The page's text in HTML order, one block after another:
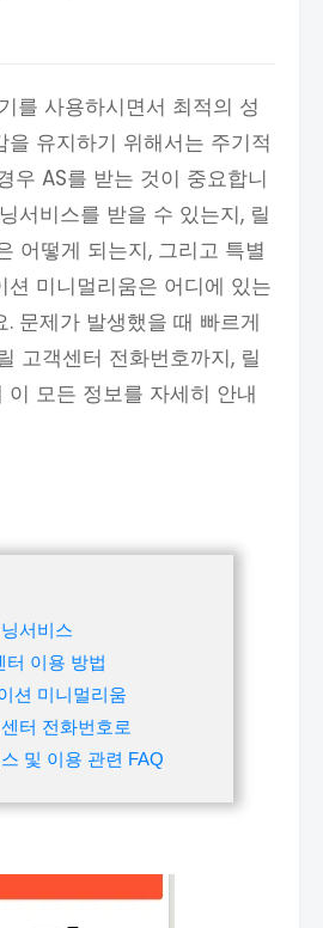
를 사용하시면서 최적의 성
을 유지하기 위해서는 주기적
우 AS를 받는 것이 중요합니
서비스를 받을 수 있는지, 릴
어떻게 되는지, 그리고 특별
션 미니멀리움은 어디에 있는
문제가 발생했을 때 빠르게
고객센터 전화번호까지, 릴
이 모든 정보를 자세히 안내
서비스
터 이용 방법
션 미니멀리움
터 전화번호로
및 이용 관련 FAQ